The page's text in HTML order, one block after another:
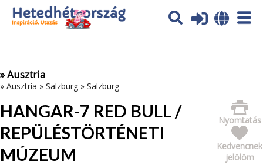
Az oldal sütiket (cookies) használ. További tájékoztatás itt:
Adatvédelmi tájékoztató
» Ausztria
» Ausztria » Salzburg » Salzburg
HANGAR-7 RED BULL /
REPÜLÉSTÖRTÉNETI
MÚZEUM
Nyomtatás
Kedvencnek
jelölöm